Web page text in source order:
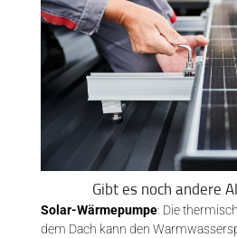
Gibt es noch andere
Solar-Wärmepumpe: Die
dem Dach kann den